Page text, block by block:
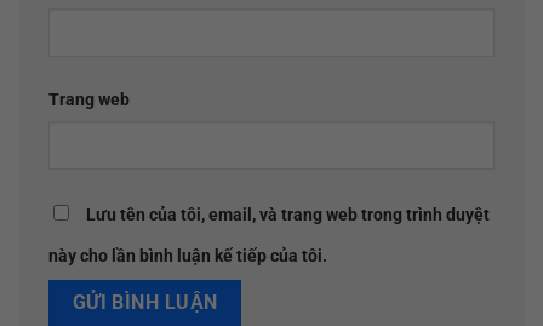
Trang web
Lưu tên của tôi, email, và trang web trong trình duyệt
này cho lần bình luận kế tiếp của tôi.